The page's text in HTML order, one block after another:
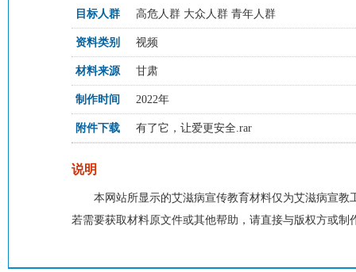
目标人群 高危人群 大众人群 青年人群
资料类别 视频
材料来源 甘肃
制作时间 2022年
附件下载 有了它，让爱更安全.rar
说明
本网站所显示的艾滋病宣传教育材料仅为艾滋病宣
若需要获取材料原文件或其他帮助，请直接与版权方或制